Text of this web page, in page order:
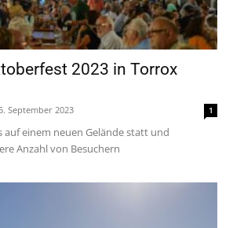
2023 in Torrox
September 2023 1
auf einem neuen Gelände statt und
Anzahl von Besuchern